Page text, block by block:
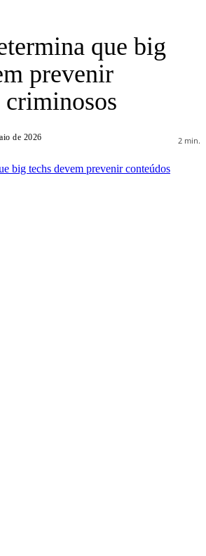
que big
prevenir
criminosos
de 2026 2 min.